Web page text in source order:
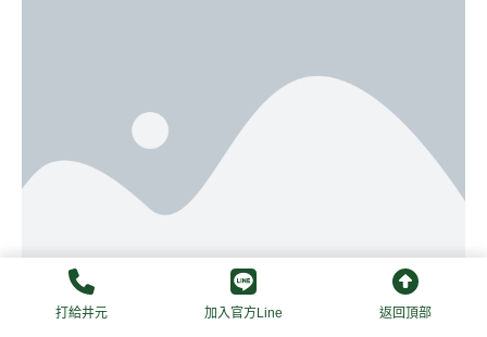
打給井元 加入官方Line 返回頂部